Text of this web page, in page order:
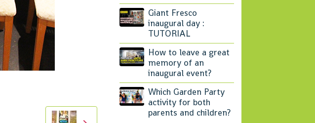
Giant Fresco
inaugural day :
TUTORIAL
How to leave a great
memory of an
inaugural event?
Which Garden Party
activity for both
parents and children?